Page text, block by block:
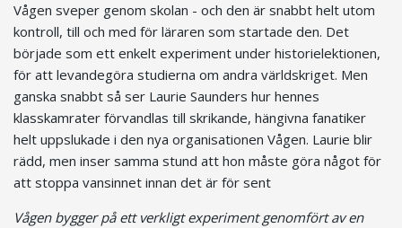
Vågen sveper genom skolan - och den är snabbt helt utom
kontroll, till och med för läraren som startade den. Det
började som ett enkelt experiment under historielektionen,
för att levandegöra studierna om andra världskriget. Men
ganska snabbt så ser Laurie Saunders hur hennes
klasskamrater förvandlas till skrikande, hängivna fanatiker
helt uppslukade i den nya organisationen Vågen. Laurie blir
rädd, men inser samma stund att hon måste göra något för
att stoppa vansinnet innan det är för sent
Vågen bygger på ett verkligt experiment genomfört av en